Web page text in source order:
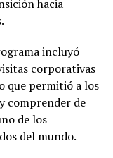
hacia
incluyó
corporativas
que permitió a los
comprender de
de los
del mundo.